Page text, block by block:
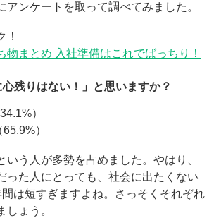
アンケートを取って調べてみました。
！
物まとめ 入社準備はこれでばっちり！
残りはない！」と思いますか？
）
）
いう人が多勢を占めました。やはり、
った人にとっても、社会に出たくない
は短すぎますよね。さっそくそれぞれ
しょう。